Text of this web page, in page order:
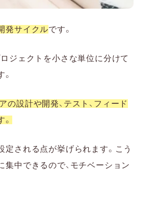
発サイクルです。
ジェクトを小さな単位に分けて
の設計や開発、テスト、フィード
定される点が挙げられます。こう
中できるので、モチベーション